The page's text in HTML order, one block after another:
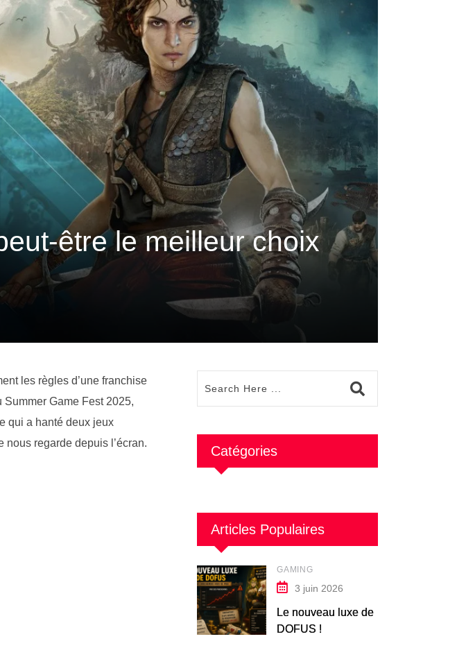
être le meilleur choix
les règles d’une franchise
Game Fest 2025,
qui a hanté deux jeux
regarde depuis l’écran.
Catégories
Articles Populaires
GAMING
3 juin 2026
Le nouveau luxe de
DOFUS !